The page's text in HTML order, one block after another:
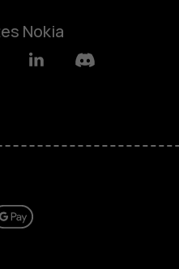
Nokia
LinkedinDiscord